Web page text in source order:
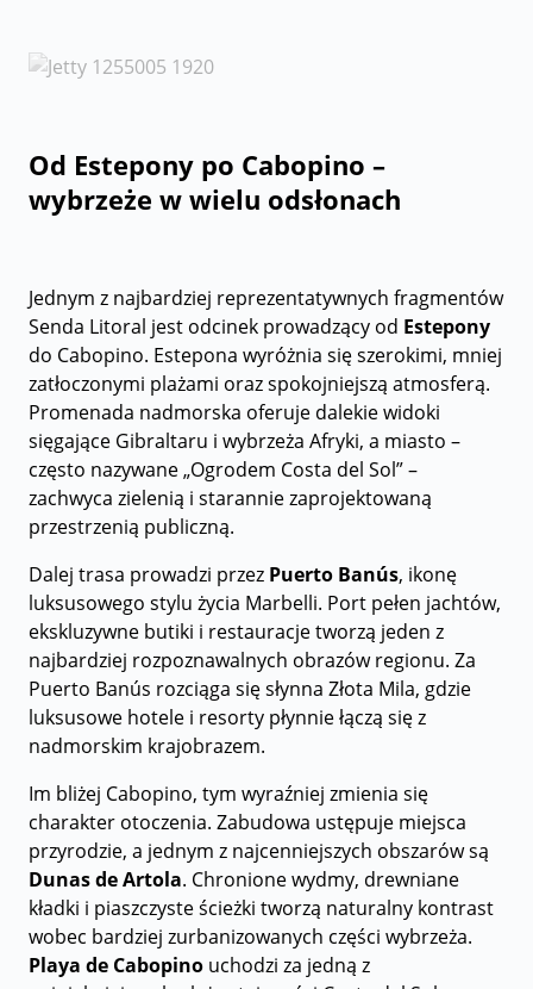
Od Estepony po Cabopino –
wybrzeże w wielu odsłonach
Jednym z najbardziej reprezentatywnych fragmentów
Senda Litoral jest odcinek prowadzący od Estepony
do Cabopino. Estepona wyróżnia się szerokimi, mniej
zatłoczonymi plażami oraz spokojniejszą atmosferą.
Promenada nadmorska oferuje dalekie widoki
sięgające Gibraltaru i wybrzeża Afryki, a miasto –
często nazywane „Ogrodem Costa del Sol” –
zachwyca zielenią i starannie zaprojektowaną
przestrzenią publiczną.
Dalej trasa prowadzi przez Puerto Banús, ikonę
luksusowego stylu życia Marbelli. Port pełen jachtów,
ekskluzywne butiki i restauracje tworzą jeden z
najbardziej rozpoznawalnych obrazów regionu. Za
Puerto Banús rozciąga się słynna Złota Mila, gdzie
luksusowe hotele i resorty płynnie łączą się z
nadmorskim krajobrazem.
Im bliżej Cabopino, tym wyraźniej zmienia się
charakter otoczenia. Zabudowa ustępuje miejsca
przyrodzie, a jednym z najcenniejszych obszarów są
Dunas de Artola. Chronione wydmy, drewniane
kładki i piaszczyste ścieżki tworzą naturalny kontrast
wobec bardziej zurbanizowanych części wybrzeża.
Playa de Cabopino uchodzi za jedną z